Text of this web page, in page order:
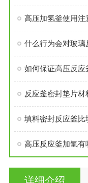
高压加氢釜使用注
什么行为会对玻
如何保证高压反
反应釜密封垫片材
填料密封反应釜
高压反应釜加氢有
详细介绍